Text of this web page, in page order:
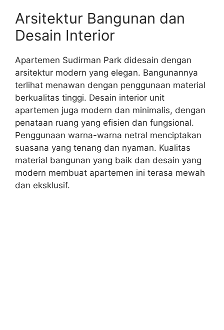
Arsitektur Bangunan dan
Desain Interior
Apartemen Sudirman Park didesain dengan
arsitektur modern yang elegan. Bangunannya
terlihat menawan dengan penggunaan material
berkualitas tinggi. Desain interior unit
apartemen juga modern dan minimalis, dengan
penataan ruang yang efisien dan fungsional.
Penggunaan warna-warna netral menciptakan
suasana yang tenang dan nyaman. Kualitas
material bangunan yang baik dan desain yang
modern membuat apartemen ini terasa mewah
dan eksklusif.